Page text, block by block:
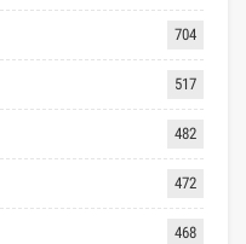
704
517
482
472
468